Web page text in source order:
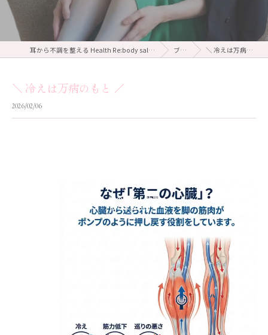
耳から不調を整える Health Re:body salon Iris ～イリス～ ブログ ＼ 冷えは万病のもと ／
＼ 冷えは万病のもと ／
2026/02/06